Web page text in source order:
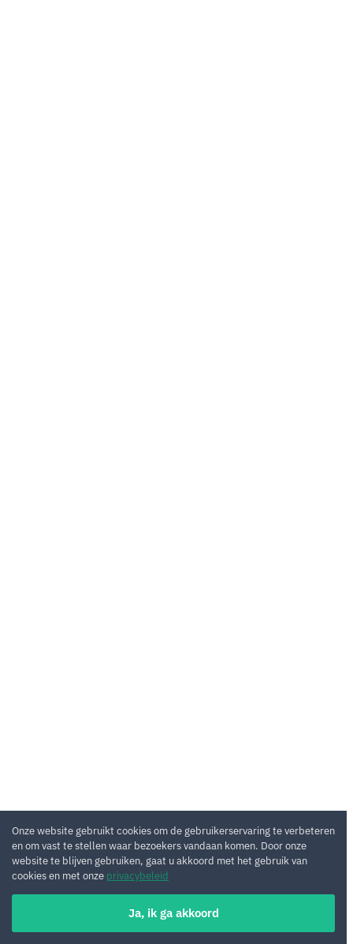
Onze website gebruikt cookies om de gebruikerservaring te verbeteren
en om vast te stellen waar bezoekers vandaan komen. Door onze
website te blijven gebruiken, gaat u akkoord met het gebruik van
cookies en met onze privacybeleid
Ja, ik ga akkoord